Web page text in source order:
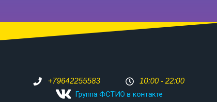
+79642255583 10:00 - 22:00
Группа ФСТИО в контакте